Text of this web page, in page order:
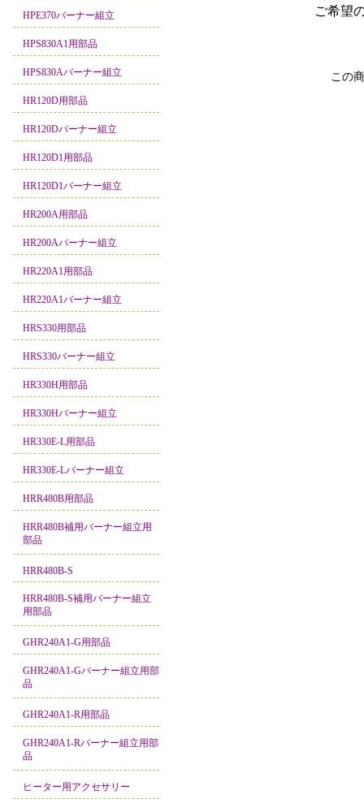
HPE370バーナー組立
HPS830A1用部品
HPS830Aバーナー組立
HR120D用部品
HR120Dバーナー組立
HR120D1用部品
HR120D1バーナー組立
HR200A用部品
HR200Aバーナー組立
HR220A1用部品
HR220A1バーナー組立
HRS330用部品
HRS330バーナー組立
HR330H用部品
HR330Hバーナー組立
HR330E-L用部品
HR330E-Lバーナー組立
HRR480B用部品
HRR480B補用バーナー組立用
部品
HRR480B-S
HRR480B-S補用バーナー組立
用部品
GHR240A1-G用部品
GHR240A1-Gバーナー組立用部
品
GHR240A1-R用部品
GHR240A1-Rバーナー組立用部
品
ヒーター用アクセサリー
ご希望
この